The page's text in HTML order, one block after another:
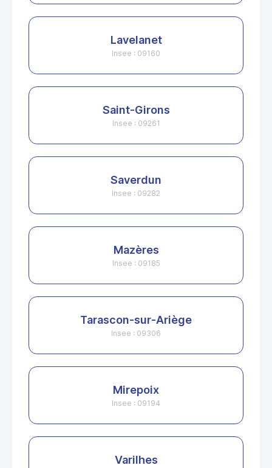
Lavelanet
Insee : 09160
Saint-Girons
Insee : 09261
Saverdun
Insee : 09282
Mazères
Insee : 09185
Tarascon-sur-Ariège
Insee : 09306
Mirepoix
Insee : 09194
Varilhes